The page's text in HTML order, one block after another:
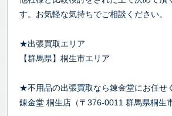
す。お気軽な気持ちでご相談ください。
★出張買取エリア
【群馬県】桐生市エリア
★不用品の出張買取なら錬金堂にお任せ
錬金堂 桐生店（〒376-0011 群馬県桐生